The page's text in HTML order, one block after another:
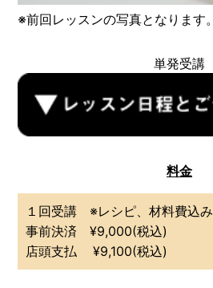
※前回レッスンの写真となります。
単発受講
料金
１回受講 ※レシピ、材料費込み
事前決済 ¥9,000(税込)
店頭支払 ¥9,100(税込)